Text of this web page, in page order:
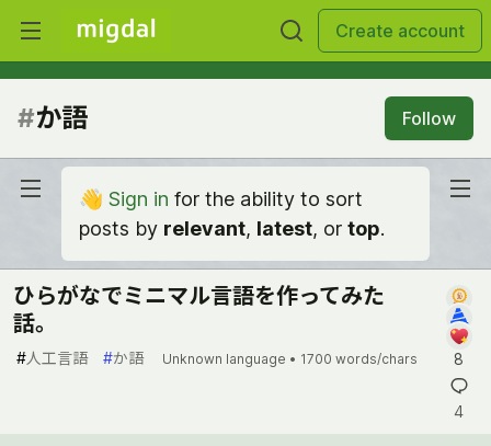
Create account
#か語 Follow
👋 Sign in for the ability to sort
posts by relevant, latest, or top.
ひらがなでミニマル言語を作ってみた
話。
#人工言語 #か語 Unknown language • 1700 words/chars 8
4